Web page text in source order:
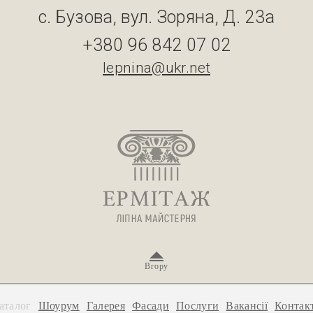
с. Бузова, вул. Зоряна, Д. 23а
+380 96 842 07 02
lepnina@ukr.net
Вгору
Шоурум Галерея Фасади Послуги Вакансії